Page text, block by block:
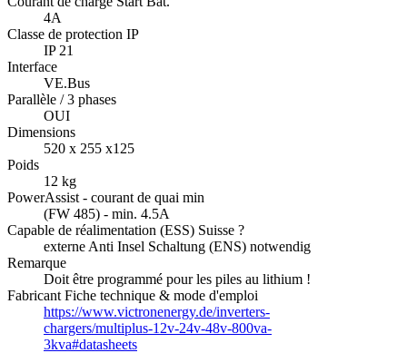
4A
Classe de protection IP
IP 21
Interface
VE.Bus
Parallèle / 3 phases
OUI
Dimensions
520 x 255 x125
Poids
12 kg
PowerAssist - courant de quai min
(FW 485) - min. 4.5A
Capable de réalimentation (ESS) Suisse ?
externe Anti Insel Schaltung (ENS) notwendig
Remarque
Doit être programmé pour les piles au lithium !
Fabricant Fiche technique & mode d'emploi
https://www.victronenergy.de/inverters-
chargers/multiplus-12v-24v-48v-800va-
3kva#datasheets